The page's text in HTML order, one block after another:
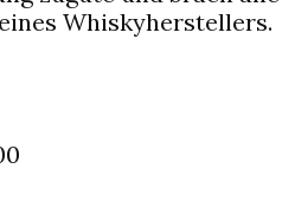
Whiskyherstellers.